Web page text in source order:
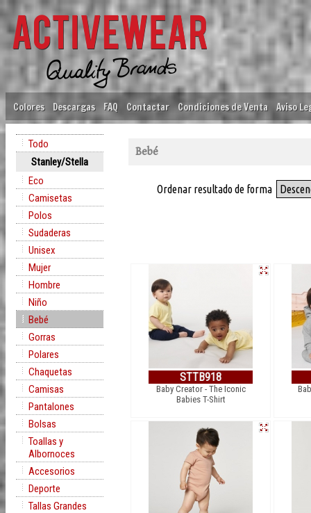
Colores Descargas FAQ Contactar Condiciones de Venta Aviso
Todo
Stanley/Stella
Eco
Camisetas
Polos
Sudaderas
Unisex
Mujer
Hombre
Niño
Bebé
Gorras
Polares
Chaquetas
Camisas
Pantalones
Bolsas
Toallas y
Albornoces
Accesorios
Deporte
Tallas Grandes
Bebé
Ordenar resultado de forma
STTB918
Baby Creator - The Iconic
Babies T-Shirt